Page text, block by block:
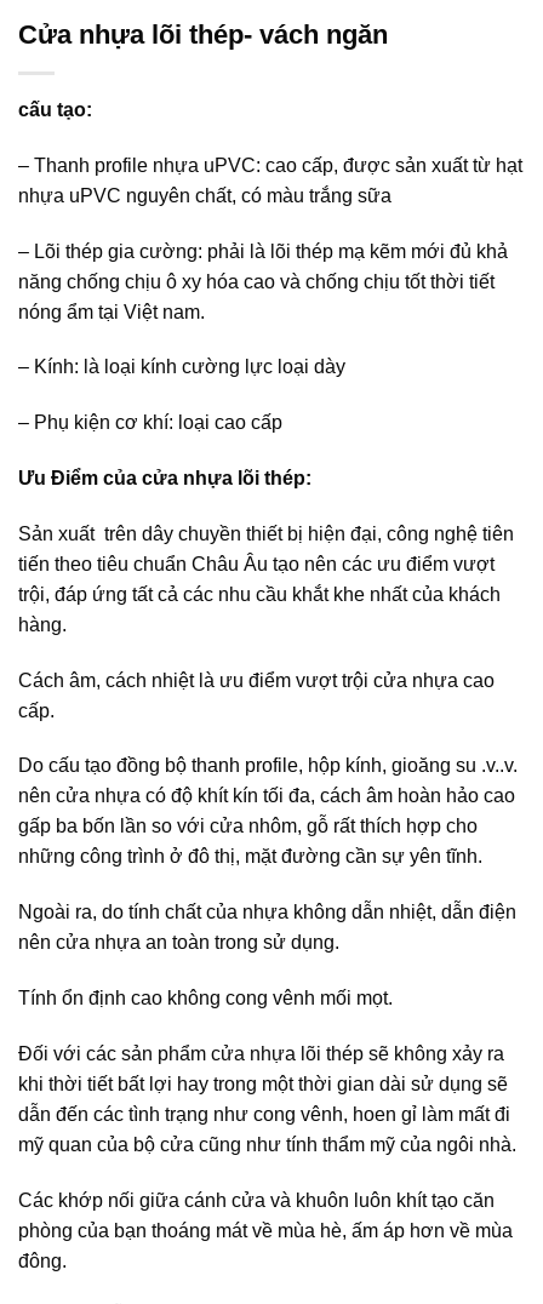
Cửa nhựa lõi thép- vách ngăn
cấu tạo:
– Thanh profile nhựa uPVC: cao cấp, được sản xuất từ hạt
nhựa uPVC nguyên chất, có màu trắng sữa
– Lõi thép gia cường: phải là lõi thép mạ kẽm mới đủ khả
năng chống chịu ô xy hóa cao và chống chịu tốt thời tiết
nóng ẩm tại Việt nam.
– Kính: là loại kính cường lực loại dày
– Phụ kiện cơ khí: loại cao cấp
Ưu Điểm của cửa nhựa lõi thép:
Sản xuất trên dây chuyền thiết bị hiện đại, công nghệ tiên
tiến theo tiêu chuẩn Châu Âu tạo nên các ưu điểm vượt
trội, đáp ứng tất cả các nhu cầu khắt khe nhất của khách
hàng.
Cách âm, cách nhiệt là ưu điểm vượt trội cửa nhựa cao
cấp.
Do cấu tạo đồng bộ thanh profile, hộp kính, gioăng su .v..v.
nên cửa nhựa có độ khít kín tối đa, cách âm hoàn hảo cao
gấp ba bốn lần so với cửa nhôm, gỗ rất thích hợp cho
những công trình ở đô thị, mặt đường cần sự yên tĩnh.
Ngoài ra, do tính chất của nhựa không dẫn nhiệt, dẫn điện
nên cửa nhựa an toàn trong sử dụng.
Tính ổn định cao không cong vênh mối mọt.
Đối với các sản phẩm cửa nhựa lõi thép sẽ không xảy ra
khi thời tiết bất lợi hay trong một thời gian dài sử dụng sẽ
dẫn đến các tình trạng như cong vênh, hoen gỉ làm mất đi
mỹ quan của bộ cửa cũng như tính thẩm mỹ của ngôi nhà.
Các khớp nối giữa cánh cửa và khuôn luôn khít tạo căn
phòng của bạn thoáng mát về mùa hè, ấm áp hơn về mùa
đông.